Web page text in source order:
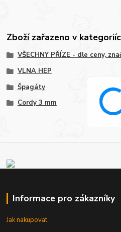
Zboží zařazeno v
VŠECHNY PŘÍZE - dle ceny,
VLNA HEP
Špagáty
Cordy 3 mm
Informace pro zákazníky
Jak nakupovat